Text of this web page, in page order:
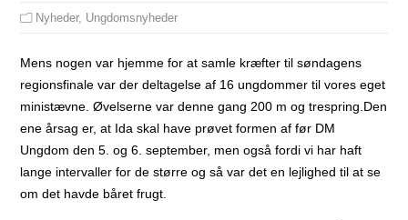
Nyheder, Ungdomsnyheder
Mens nogen var hjemme for at samle kræfter til søndagens
regionsfinale var der deltagelse af 16 ungdommer til vores eget
ministævne. Øvelserne var denne gang 200 m og trespring. Den
ene årsag er, at Ida skal have prøvet formen af før DM
Ungdom den 5. og 6. september, men også fordi vi har haft
lange intervaller for de større og så var det en lejlighed til at se
om det havde båret frugt.